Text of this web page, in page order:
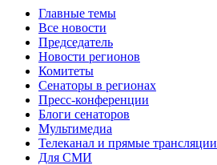
Главные темы
Все новости
Председатель
Новости регионов
Комитеты
Сенаторы в регионах
Пресс-конференции
Блоги сенаторов
Мультимедиа
Телеканал и прямые трансляции
Для СМИ